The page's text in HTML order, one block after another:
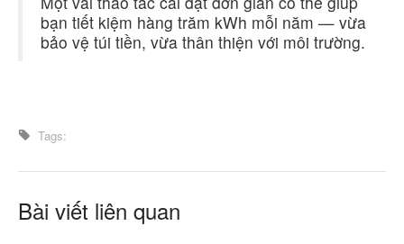
bạn tiết kiệm hàng trăm kWh mỗi năm — vừa
bảo vệ túi tiền, vừa thân thiện với môi trường.
Tags:
Bài viết liên quan